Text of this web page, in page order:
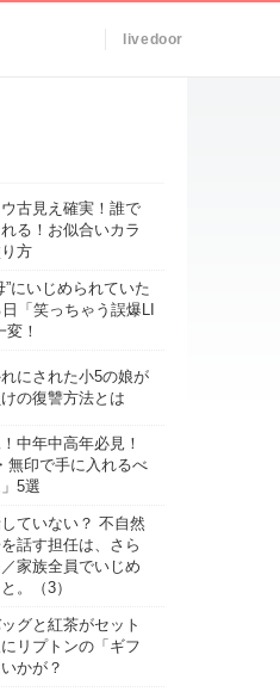
livedoor
古見え確実！誰で
る！お似合いカラ
方
”にいじめられていた
「笑っちゃう誤爆LI
！
にされた小5の娘が
の復讐方法とは
中年中高年必見！
無印で手に入れるべ
5選
ていない？ 不自然
話す担任は、さら
家族全員でいじめ
。（3）
グと紅茶がセット
リプトンの「ギフ
かが？